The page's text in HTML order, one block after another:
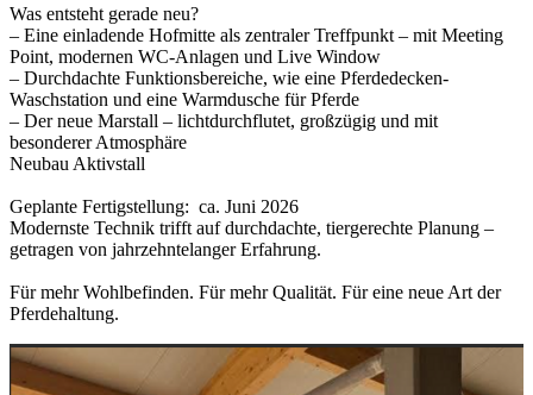
Was entsteht gerade neu?
– Eine einladende Hofmitte als zentraler Treffpunkt – mit Meeting
Point, modernen WC-Anlagen und Live Window
– Durchdachte Funktionsbereiche, wie eine Pferdedecken-
Waschstation und eine Warmdusche für Pferde
– Der neue Marstall – lichtdurchflutet, großzügig und mit
besonderer Atmosphäre
Neubau Aktivstall
Geplante Fertigstellung: ca. Juni 2026
Modernste Technik trifft auf durchdachte, tiergerechte Planung –
getragen von jahrzehntelanger Erfahrung.
Für mehr Wohlbefinden. Für mehr Qualität. Für eine neue Art der
Pferdehaltung.